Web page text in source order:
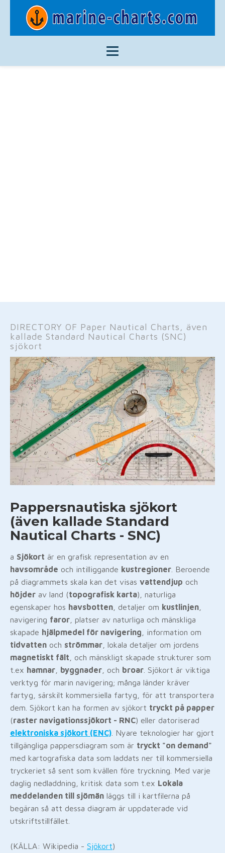
DIRECTORY OF Paper Nautical Charts, även
kallade Standard Nautical Charts (SNC)
sjökort
Pappersnautiska sjökort
(även kallade Standard
Nautical Charts - SNC)
a Sjökort är en grafisk representation av en
havsområde och intilliggande kustregioner . Beroende
på diagrammets skala kan det visas vattendjup och
höjder av land (topografisk karta), naturliga
egenskaper hos havsbotten , detaljer om kustlinjen
navigering faror , platser av naturliga och mänskliga
skapade hjälpmedel för navigering , information om
tidvatten och strömmar , lokala detaljer om jordens
magnetiskt fält , och mänskligt skapade strukturer som
t.ex hamnar byggnader , och broar . Sjökort är viktiga
verktyg för marin navigering; många länder kräver
fartyg, särskilt kommersiella fartyg, för att transportera
dem. Sjökort kan ha formen av sjökort tryckt på papper
(raster navigationssjökort - RNC) eller datoriserad
elektroniska sjökort (ENC) . Nyare teknologier har gjort
tillgängliga pappersdiagram som är tryckt "on demand"
med kartografiska data som laddats ner till kommersiella
tryckeriet så sent som kvällen före tryckning. Med varje
daglig nedladdning, kritisk data som t.ex Lokala
meddelanden till sjömän läggs till i kartfilerna på
begäran så att dessa diagram är uppdaterade vid
utskriftstillfället.
(KÄLLA: Wikipedia - Sjökort)